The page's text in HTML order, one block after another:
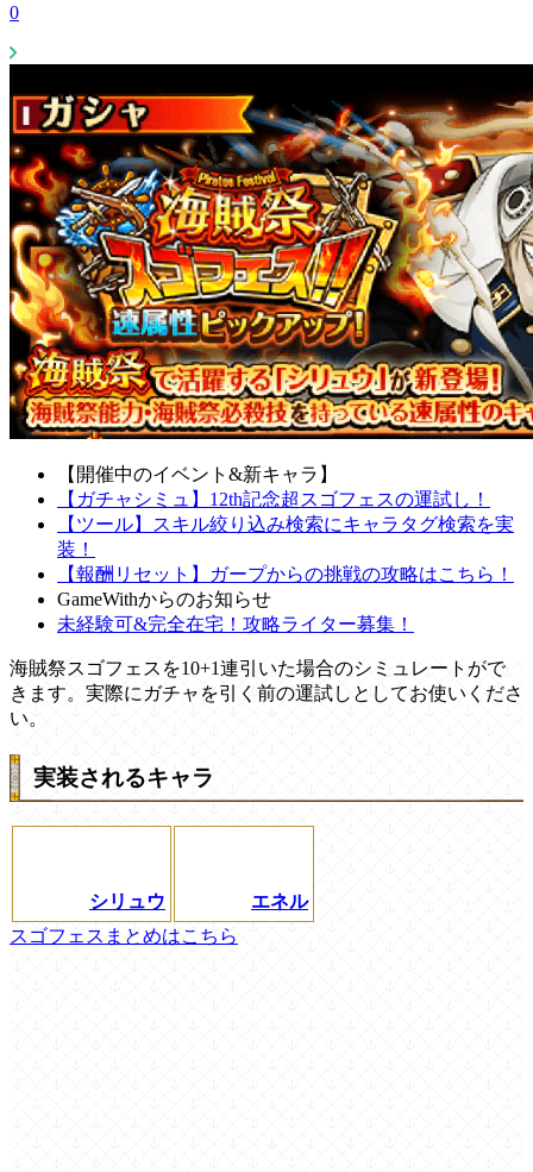
0
【開催中のイベント&新キャラ】
【ガチャシミュ】12th記念超スゴフェスの運試し！
【ツール】スキル絞り込み検索にキャラタグ検索を実
装！
【報酬リセット】ガープからの挑戦の攻略はこちら！
GameWithからのお知らせ
未経験可&完全在宅！攻略ライター募集！
海賊祭スゴフェスを10+1連引いた場合のシミュレートがで
きます。実際にガチャを引く前の運試しとしてお使いくださ
い。
実装されるキャラ
シリュウ
エネル
スゴフェスまとめはこちら